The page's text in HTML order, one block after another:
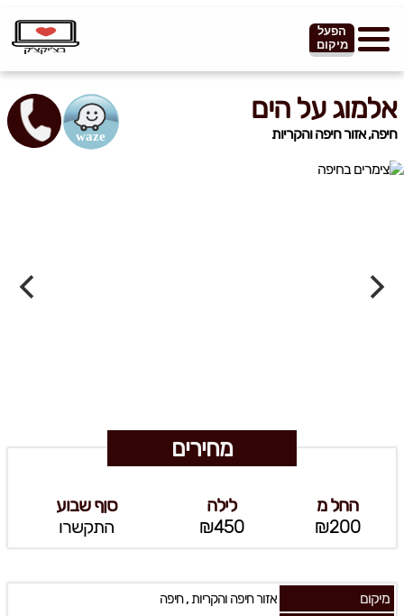
הפעל
מיקום
אלמוג על הים
חיפה, אזור חיפה והקריות
מחירים
החל מ
₪200
לילה
₪450
סןף שבוע
התקשרו
מיקום אזור חיפה והקריות,חיפה